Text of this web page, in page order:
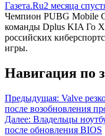
Газета.Ru2 месяца
Чемпион PUBG Mobile
команды Dplus KIA Го
российских
игры.
Навигация по
Предыдущая: Valve
после возобновления
Далее: Владельцы
после обновления BIOS